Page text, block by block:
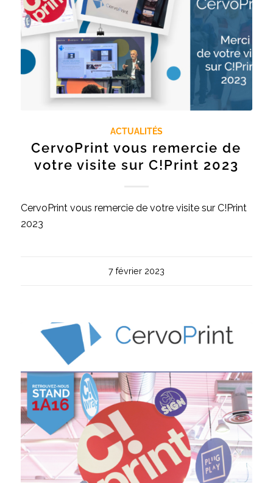
ACTUALITÉS
CervoPrint vous remercie de
votre visite sur C!Print 2023
CervoPrint vous remercie de votre visite sur C!Print
2023
7 février 2023